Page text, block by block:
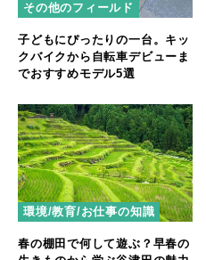
その他のフィールド
子どもにぴったりの一台。キッ
クバイクから自転車デビューま
でおすすめモデル5選
環境/教育/お仕事の知識
春の棚田で何して遊ぶ？早春の